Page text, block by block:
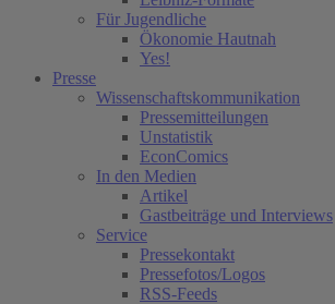
Für Jugendliche
Ökonomie Hautnah
Yes!
Presse
Wissenschaftskommunikation
Pressemitteilungen
Unstatistik
EconComics
In den Medien
Artikel
Gastbeiträge und Interviews
Service
Pressekontakt
Pressefotos/Logos
RSS-Feeds